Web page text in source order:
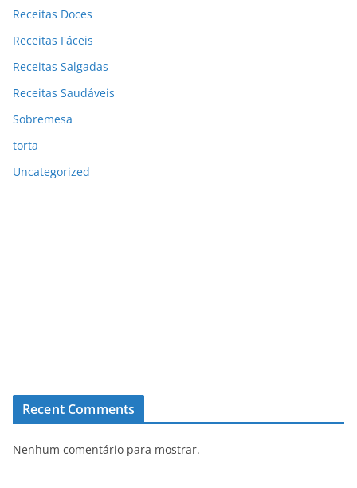
Receitas Doces
Receitas Fáceis
Receitas Salgadas
Receitas Saudáveis
Sobremesa
torta
Uncategorized
Recent Comments
Nenhum comentário para mostrar.